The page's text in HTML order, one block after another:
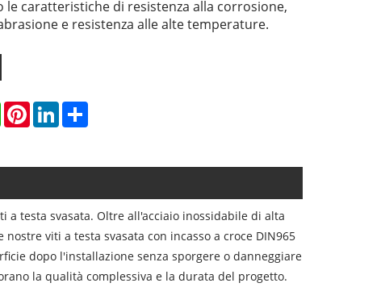
le caratteristiche di resistenza alla corrosione,
e resistenza alle alte temperature.
WhatsAppPinterestLinkedInShare
a testa svasata. Oltre all'acciaio inossidabile di alta
viti a testa svasata con incasso a croce DIN965
dopo l'installazione senza sporgere o danneggiare
la qualità complessiva e la durata del progetto.